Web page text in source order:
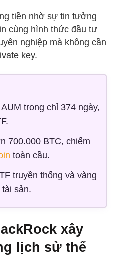
tiền nhờ sự tin tưởng
cùng hình thức đầu tư
nghiệp mà không cần
key.
trong chỉ 374 ngày,
700.000 BTC, chiếm
toàn cầu.
truyền thống và vàng
sản.
xây
lịch sử thế